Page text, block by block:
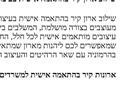
שילוב ארון קיר בהתאמה אישית
מעוצבים בצורה מושלמת, המשלבים בין
עיצובים מותאמים אישית לכל חלל,
שמאפשרים לכם ליהנות מארון
בהרמוניה עם שאר הרהיטים והעיצוב
ארונות קיר בהתאמה אישית